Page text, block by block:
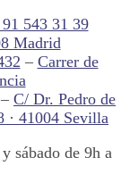
543 31 39
Madrid
– Carrer de
– C/ Dr. Pedro de
· 41004 Sevilla
sábado de 9h a